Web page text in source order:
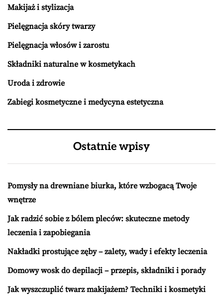
Makijaż i stylizacja
Pielęgnacja skóry twarzy
Pielęgnacja włosów i zarostu
Składniki naturalne w kosmetykach
Uroda i zdrowie
Zabiegi kosmetyczne i medycyna estetyczna
Ostatnie wpisy
Pomysły na drewniane biurka, które wzbogacą Twoje
wnętrze
Jak radzić sobie z bólem pleców: skuteczne metody
leczenia i zapobiegania
Nakładki prostujące zęby – zalety, wady i efekty leczenia
Domowy wosk do depilacji – przepis, składniki i porady
Jak wyszczuplić twarz makijażem? Techniki i kosmetyki